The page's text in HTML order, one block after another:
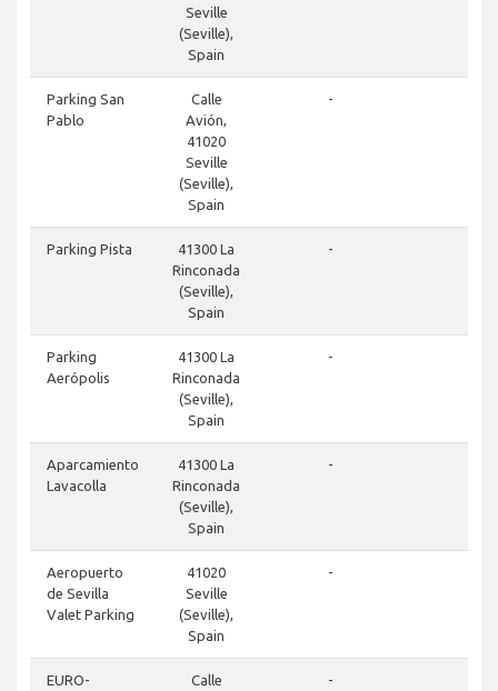
Seville
(Seville),
Spain
Parking San
Pablo
Calle
Avión,
41020
Seville
(Seville),
Spain
-
Parking Pista
41300 La
Rinconada
(Seville),
Spain
-
Parking
Aerópolis
41300 La
Rinconada
(Seville),
Spain
-
Aparcamiento
Lavacolla
41300 La
Rinconada
(Seville),
Spain
-
Aeropuerto
de Sevilla
Valet Parking
41020
Seville
(Seville),
Spain
-
EURO-
Calle
-